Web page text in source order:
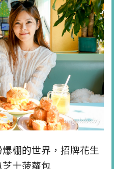
棚的世界，招牌花生
士菠蘿包